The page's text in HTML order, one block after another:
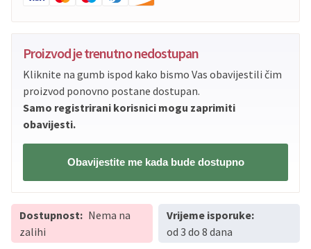
Proizvod je trenutno nedostupan
Kliknite na gumb ispod kako bismo Vas obavijestili čim
proizvod ponovno postane dostupan.
Samo registrirani korisnici mogu zaprimiti
obavijesti.
Obavijestite me kada bude dostupno
Dostupnost: Nema na
zalihi
Vrijeme isporuke:
od 3 do 8 dana